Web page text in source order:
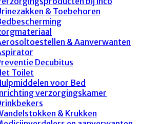
& Toebehoren
& Aanverwanten
Decubitus
Toilet
voor Bed
verzorgingskamer
& Krukken